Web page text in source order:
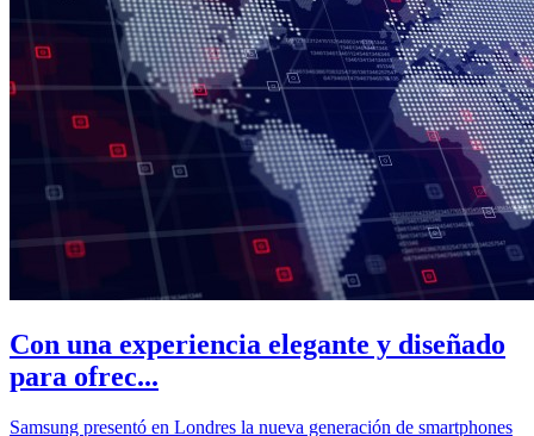
Con una experiencia elegante y diseñado
para ofrec...
Samsung presentó en Londres la nueva generación de smartphones